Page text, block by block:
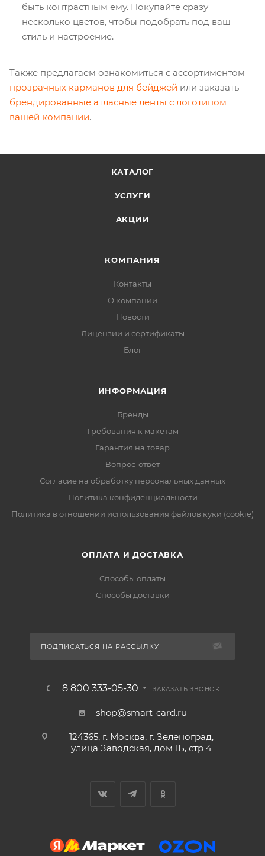
быть контрастным ему. Покупайте сразу
несколько цветов, чтобы подобрать под ваш
стиль и настроение.
Также предлагаем ознакомиться с ассортиментом
прозрачных карманов для бейджей или заказать
брендированные атласные ленты с логотипом
вашей компании.
КАТАЛОГ
УСЛУГИ
АКЦИИ
КОМПАНИЯ
Контакты
О компании
Новости
Лицензии и сертификаты
Блог
ИНФОРМАЦИЯ
Бренды
Требования к макетам
Гарантия на товар
Вопрос-ответ
Согласие на обработку персональных данных
Политика конфиденциальности
Политика в отношении использования файлов куки (cookie)
ОПЛАТА И ДОСТАВКА
Способы оплаты
Способы доставки
ПОДПИСАТЬСЯ НА РАССЫЛКУ
8 800 333-05-30 ЗАКАЗАТЬ ЗВОНОК
shop@smart-card.ru
124365, г. Москва, г. Зеленоград,
улица Заводская, дом 1Б, стр 4